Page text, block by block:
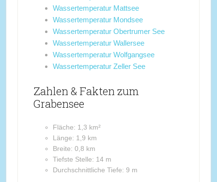
Wassertemperatur Mattsee
Wassertemperatur Mondsee
Wassertemperatur Obertrumer See
Wassertemperatur Wallersee
Wassertemperatur Wolfgangsee
Wassertemperatur Zeller See
Zahlen & Fakten zum
Grabensee
Fläche: 1,3 km²
Länge: 1,9 km
Breite: 0,8 km
Tiefste Stelle: 14 m
Durchschnittliche Tiefe: 9 m